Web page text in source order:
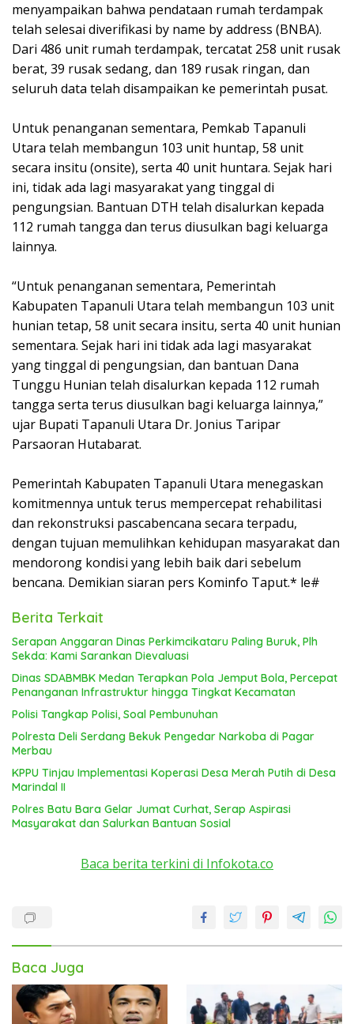
menyampaikan bahwa pendataan rumah terdampak
telah selesai diverifikasi by name by address (BNBA).
Dari 486 unit rumah terdampak, tercatat 258 unit rusak
berat, 39 rusak sedang, dan 189 rusak ringan, dan
seluruh data telah disampaikan ke pemerintah pusat.
‎Untuk penanganan sementara, Pemkab Tapanuli
Utara telah membangun 103 unit huntap, 58 unit
secara insitu (onsite), serta 40 unit huntara. Sejak hari
ini, tidak ada lagi masyarakat yang tinggal di
pengungsian. Bantuan DTH telah disalurkan kepada
112 rumah tangga dan terus diusulkan bagi keluarga
lainnya.
‎“Untuk penanganan sementara, Pemerintah
Kabupaten Tapanuli Utara telah membangun 103 unit
hunian tetap, 58 unit secara insitu, serta 40 unit hunian
sementara. Sejak hari ini tidak ada lagi masyarakat
yang tinggal di pengungsian, dan bantuan Dana
Tunggu Hunian telah disalurkan kepada 112 rumah
tangga serta terus diusulkan bagi keluarga lainnya,”
ujar Bupati Tapanuli Utara Dr. Jonius Taripar
Parsaoran Hutabarat.
‎Pemerintah Kabupaten Tapanuli Utara menegaskan
komitmennya untuk terus mempercepat rehabilitasi
dan rekonstruksi pascabencana secara terpadu,
dengan tujuan memulihkan kehidupan masyarakat dan
mendorong kondisi yang lebih baik dari sebelum
bencana. Demikian siaran pers Kominfo Taput.* le#
Berita Terkait
Serapan Anggaran Dinas Perkimcikataru Paling Buruk, Plh
Sekda: Kami Sarankan Dievaluasi
Dinas SDABMBK Medan Terapkan Pola Jemput Bola, Percepat
Penanganan Infrastruktur hingga Tingkat Kecamatan
Polisi Tangkap Polisi, Soal Pembunuhan
Polresta Deli Serdang Bekuk Pengedar Narkoba di Pagar
Merbau
KPPU Tinjau Implementasi Koperasi Desa Merah Putih di Desa
Marindal II
Polres Batu Bara Gelar Jumat Curhat, Serap Aspirasi
Masyarakat dan Salurkan Bantuan Sosial
Baca berita terkini di Infokota.co
Baca Juga